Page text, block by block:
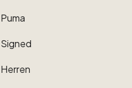
Puma
Signed
Herren